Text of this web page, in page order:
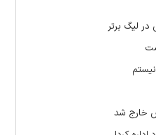
لیگ برتر
خارج شد